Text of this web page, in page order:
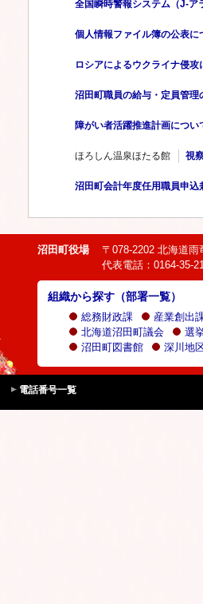
全国瞬時警報システム（J-ア
個人情報ファイル簿の公表に
ロシアによるウクライナ侵
沼田町職員の給与・定員管理
障がい者活躍推進計画につい
ほろしん温泉ほたる館 視
沼田町会計年度任用職員申込
沼田町役場
〒078-2202 北海道
代表電話：0164-35-
組織から探す（部署一覧）
総務財政課
産業創出
北海道沼田町議会
選
沼田町図書館
深川地
電話番号一覧